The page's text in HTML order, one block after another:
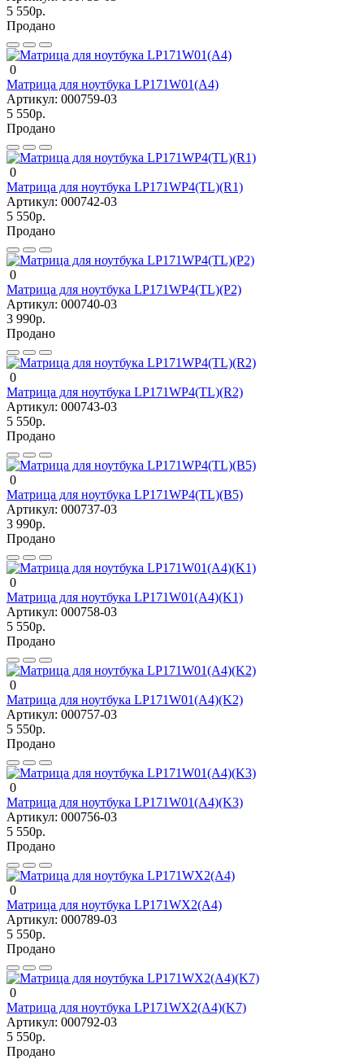
5 550р.
Продано
0
Матрица для ноутбука LP171W01(A4)
Артикул: 000759-03
5 550р.
Продано
0
Матрица для ноутбука LP171WP4(TL)(R1)
Артикул: 000742-03
5 550р.
Продано
0
Матрица для ноутбука LP171WP4(TL)(P2)
Артикул: 000740-03
3 990р.
Продано
0
Матрица для ноутбука LP171WP4(TL)(R2)
Артикул: 000743-03
5 550р.
Продано
0
Матрица для ноутбука LP171WP4(TL)(B5)
Артикул: 000737-03
3 990р.
Продано
0
Матрица для ноутбука LP171W01(A4)(K1)
Артикул: 000758-03
5 550р.
Продано
0
Матрица для ноутбука LP171W01(A4)(K2)
Артикул: 000757-03
5 550р.
Продано
0
Матрица для ноутбука LP171W01(A4)(K3)
Артикул: 000756-03
5 550р.
Продано
0
Матрица для ноутбука LP171WX2(A4)
Артикул: 000789-03
5 550р.
Продано
0
Матрица для ноутбука LP171WX2(A4)(K7)
Артикул: 000792-03
5 550р.
Продано